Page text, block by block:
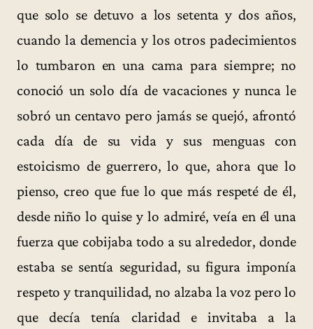
que solo se detuvo a los setenta y dos años,
cuando la demencia y los otros padecimientos
lo tumbaron en una cama para siempre; no
conoció un solo día de vacaciones y nunca le
sobró un centavo pero jamás se quejó, afrontó
cada día de su vida y sus menguas con
estoicismo de guerrero, lo que, ahora que lo
pienso, creo que fue lo que más respeté de él,
desde niño lo quise y lo admiré, veía en él una
fuerza que cobijaba todo a su alrededor, donde
estaba se sentía seguridad, su figura imponía
respeto y tranquilidad, no alzaba la voz pero lo
que decía tenía claridad e invitaba a la